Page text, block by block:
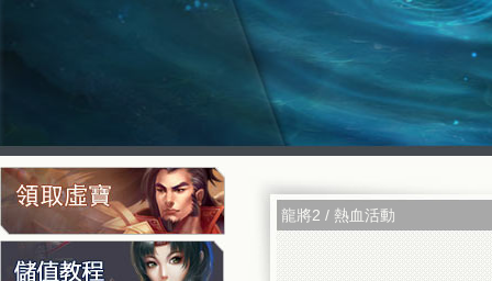
Facebook快速登入
Google快速登入
巴哈快速登入
基地直
龍將2 / 熱血活動